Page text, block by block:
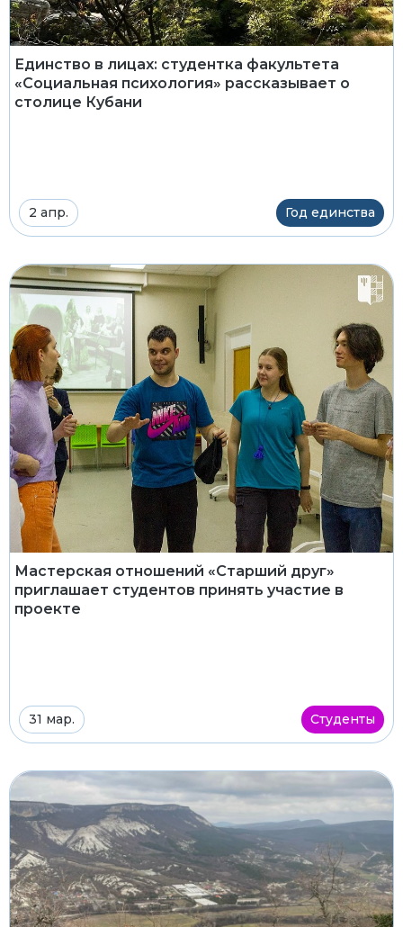
Единство в лицах: студентка факультета
«Социальная психология» рассказывает о
столице Кубани
2 апр. Год единства
Мастерская отношений «Старший друг»
приглашает студентов принять участие в
проекте
31 мар. Студенты